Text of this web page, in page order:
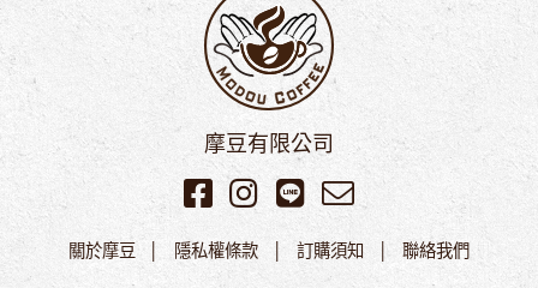
摩豆有限公司
關於摩豆 隱私權條款 訂購須知 聯絡我們